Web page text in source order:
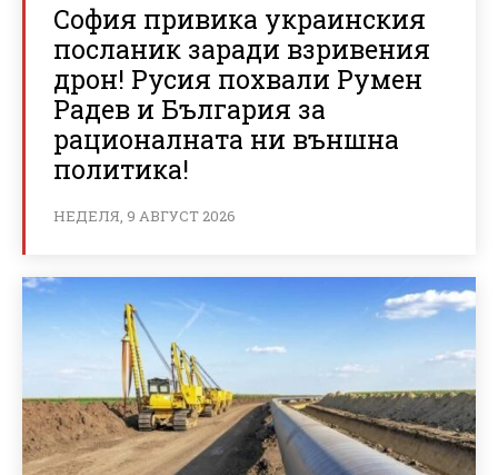
София привика украинския
посланик заради взривения
дрон! Русия похвали Румен
Радев и България за
рационалната ни външна
политика!
НЕДЕЛЯ, 9 АВГУСТ 2026